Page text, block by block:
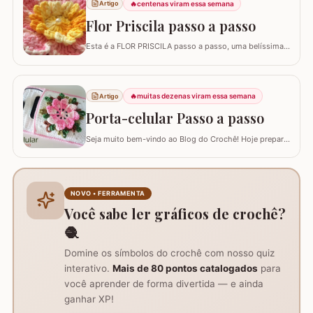
Artigo 🔥centenas viram essa semana
Flor Priscila passo a passo
Esta é a FLOR PRISCILA passo a passo, uma belíssima
vai valorizar seus trabalhos. Barbante barroco
R
Artigo 🔥muitas dezenas viram essa semana
Porta-celular Passo a passo
Seja muito bem-vindo ao Blog do Crochê! Hoje preparei
carregador dentro da bolsa, ele funciona como um
suporte inteligente na hora de carregar seu…
NOVO • FERRAMENTA
Você sabe ler gráficos de crochê?
🧶
Domine os símbolos do crochê com nosso quiz
interativo. Mais de 80 pontos catalogados para
você aprender de forma divertida — e ainda
ganhar XP!